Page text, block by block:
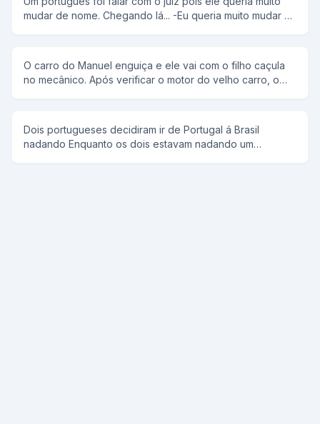
japa falou olha o terremoto e os policiais olharam para
trás e ele fugiu. aí chegou a vez do portuga e o coronel
mudar de nome. Chegando lá... -Eu queria muito mudar o
nome seja mudado, para que nome o senhor quer
mudar? -Joaquim Bosta...
O carro do Manuel enguiça e ele vai com o filho caçula
no mecânico. Após verificar o motor do velho carro, o
Dois portugueses decidiram ir de Portugal á Brasil
nadando Enquanto os dois estavam nadando um